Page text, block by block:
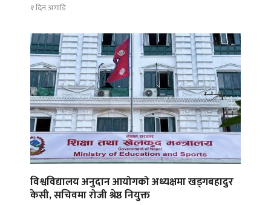
१ दिन अगाडि
विश्वविद्यालय अनुदान आयोगको अध्यक्षमा खड्गबहादुर
केसी, सचिवमा रोजी श्रेष्ठ नियुक्त